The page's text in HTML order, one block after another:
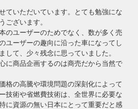
ていただいています。とても勉強にな
ございます。
のユーザーのためでなく、数が多く売
ユーザーの趣向に沿った車になってし
して、少々残念に思っていました。
に商品企画するのは商売だから当然で
格の高騰や環境問題の深刻化によって
技術や省燃費技術は、全世界に必要な
に資源の無い日本にとって重要だと感